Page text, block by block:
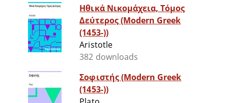
Ηθικά Νικομάχεια, Τόμος
Δεύτερος (Modern Greek
(1453-))
Aristotle
382 downloads
Σοφιστής (Modern Greek
(1453-))